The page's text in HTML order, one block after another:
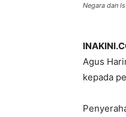
Negara dan
Agus
kepada